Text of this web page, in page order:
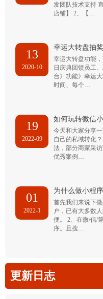
发团队技术支持
店铺】 2、【…
13
2020-10
幸运大转盘抽
幸运大转盘功能
日庆典回馈员工
台》功能》幸运
时间、每个…
19
2022-09
如何玩转微信
今天和大家分享
自己的私域转化
法，部分商家采
优秀案例…
01
2022-1
为什么做小程
首先我们来说下
户，已有大多数
便。 2、在微/信/
序。且搜…
更新日志